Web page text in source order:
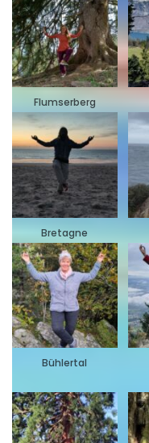
Flumserberg
Bretagne
Bühlertal